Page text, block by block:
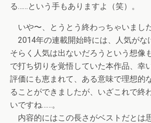
る……という手もありますよ（笑）。
いや〜、とうとう終わっちゃいまし
2014年の連載開始時には、人気がな
そらく人気は出ないだろうという想像
で打ち切りを覚悟していた本作品、幸
評価にも恵まれて、ある意味で理想的
ることができましたが、いざこれで終
いですね……。
内容的にはこの長さがベストだとは